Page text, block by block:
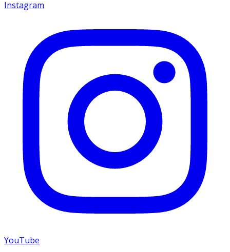
Instagram
YouTube